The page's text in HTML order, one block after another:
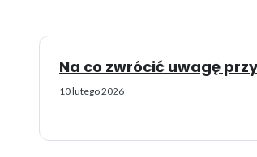
Na co zwrócić uwagę
10 lutego 2026